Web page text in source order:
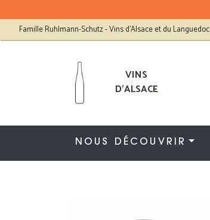
Famille Ruhlmann-Schutz - Vins d'Alsace et du Languedoc
VINS
D'ALSACE
NOUS DÉCOUVRIR